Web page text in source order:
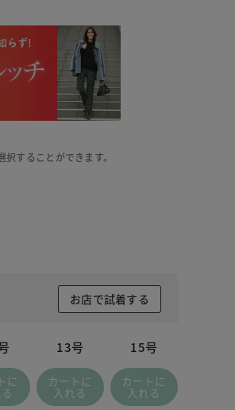
することができます。
お店で試着する
に
13号
カートに
入れる
15号
カートに
入れる